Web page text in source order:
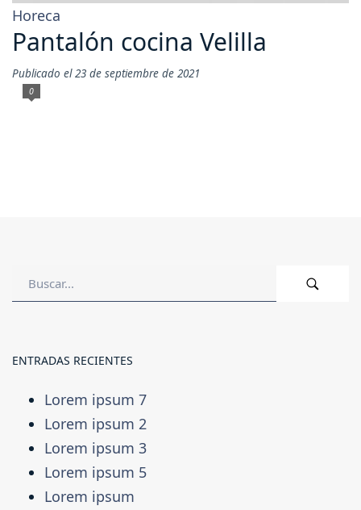
Horeca
Pantalón cocina Velilla
Publicado el 23 de septiembre de 2021
0
ENTRADAS RECIENTES
Lorem ipsum 7
Lorem ipsum 2
Lorem ipsum 3
Lorem ipsum 5
Lorem ipsum